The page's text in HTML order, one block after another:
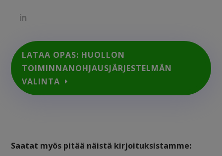
LATAA OPAS: HUOLLON
TOIMINNANOHJAUSJÄRJESTELMÄN
VALINTA
Saatat myös pitää näistä kirjoituksistamme: